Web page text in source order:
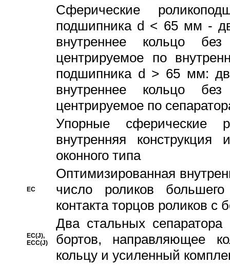
Сферические
подшипника d < 65 мм -
внутреннее кольцо
центрируемое по
подшипника d > 65 мм:
внутреннее кольцо
центрируемое по
Упорные сферические
внутренняя
оконного типа
EC
Oптимизированная
число роликов
контакта торцов роликов с
EC(J),
ECC(J)
Два стальных сепаратора
бортов, направляющее
кольцу и усиленный